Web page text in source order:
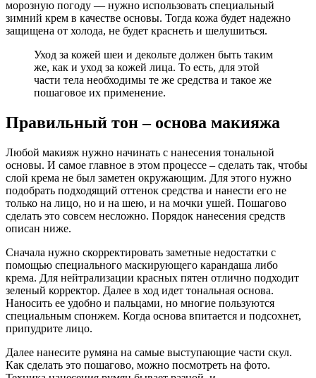
морозную погоду — нужно использовать специальный
зимний крем в качестве основы. Тогда кожа будет надежно
защищена от холода, не будет краснеть и шелушиться.
Уход за кожей шеи и декольте должен быть таким
же, как и уход за кожей лица. То есть, для этой
части тела необходимы те же средства и такое же
пошаговое их применение.
Правильный тон – основа макияжа
Любой макияж нужно начинать с нанесения тональной
основы. И самое главное в этом процессе – сделать так, чтобы
слой крема не был заметен окружающим. Для этого нужно
подобрать подходящий оттенок средства и нанести его не
только на лицо, но и на шею, и на мочки ушей. Пошагово
сделать это совсем несложно. Порядок нанесения средств
описан ниже.
Сначала нужно скорректировать заметные недостатки с
помощью специального маскирующего карандаша либо
крема. Для нейтрализации красных пятен отлично подходит
зеленый корректор. Далее в ход идет тональная основа.
Наносить ее удобно и пальцами, но многие пользуются
специальным спонжем. Когда основа впитается и подсохнет,
припудрите лицо.
Далее нанесите румяна на самые выступающие части скул.
Как сделать это пошагово, можно посмотреть на фото.